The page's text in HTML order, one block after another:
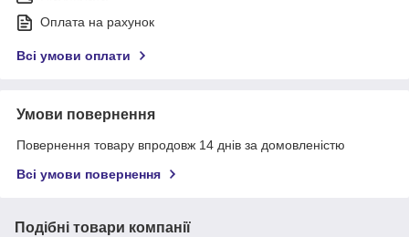
Оплата на рахунок
Всі умови оплати
Умови повернення
Повернення товару впродовж 14 днів за домовленістю
Всі умови повернення
Подібні товари компанії